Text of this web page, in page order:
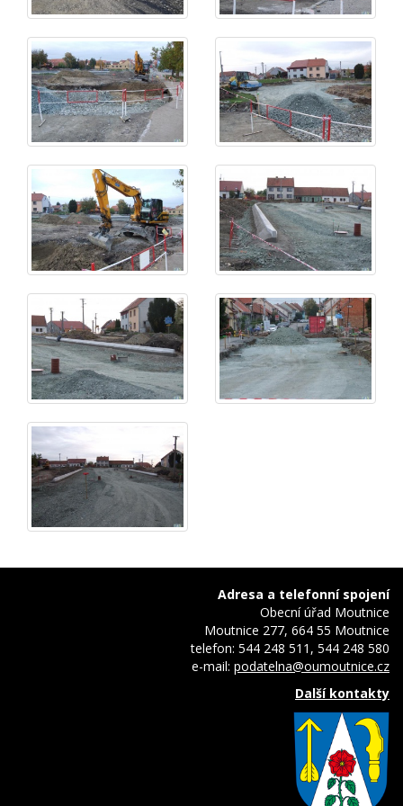
Adresa a telefonní spojení
Obecní úřad Moutnice
Moutnice 277, 664 55 Moutnice
telefon: 544 248 511, 544 248 580
e-mail: podatelna@oumoutnice.cz
Další kontakty